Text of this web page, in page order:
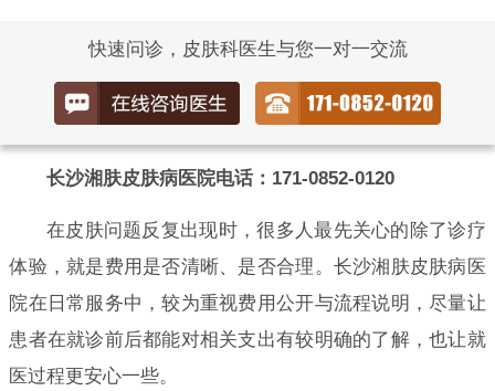
快速问诊，皮肤科医生与您一对一交流
长沙湘肤皮肤病医院电话：171-0852-0120
在皮肤问题反复出现时，很多人最先关心的除了诊疗
体验，就是费用是否清晰、是否合理。长沙湘肤皮肤病医
院在日常服务中，较为重视费用公开与流程说明，尽量让
患者在就诊前后都能对相关支出有较明确的了解，也让就
医过程更安心一些。